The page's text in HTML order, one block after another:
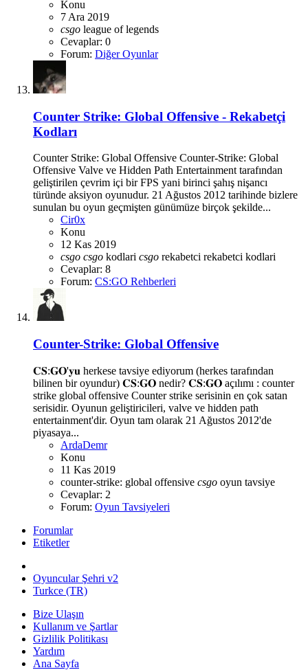
Konu
7 Ara 2019
csgo league of legends
Cevaplar: 0
Forum: Diğer Oyunlar
Counter Strike: Global Offensive - Rekabetçi
Kodları
Counter Strike: Global Offensive Counter-Strike: Global
Offensive Valve ve Hidden Path Entertainment tarafından
geliştirilen çevrim içi bir FPS yani birinci şahış nişancı
türünde aksiyon oyunudur. 21 Ağustos 2012 tarihinde bizlere
sunulan bu oyun geçmişten günümüze birçok şekilde...
Cir0x
Konu
12 Kas 2019
csgo csgo kodlari csgo rekabetci rekabetci kodlari
Cevaplar: 8
Forum: CS:GO Rehberleri
Counter-Strike: Global Offensive
𝐂𝐒:𝐆𝐎'𝐲𝐮 herkese tavsiye ediyorum (herkes tarafından
bilinen bir oyundur) 𝐂𝐒:𝐆𝐎 nedir? 𝐂𝐒:𝐆𝐎 açılımı : counter
strike global offensive Counter strike serisinin en çok satan
serisidir. Oyunun geliştiricileri, valve ve hidden path
entertainment'dir. Oyun tam olarak 21 Ağustos 2012'de
piyasaya...
ArdaDemr
Konu
11 Kas 2019
counter-strike: global offensive csgo oyun tavsiye
Cevaplar: 2
Forum: Oyun Tavsiyeleri
Forumlar
Etiketler
Oyuncular Şehri v2
Turkce (TR)
Bize Ulaşın
Kullanım ve Şartlar
Gizlilik Politikası
Yardım
Ana Sayfa